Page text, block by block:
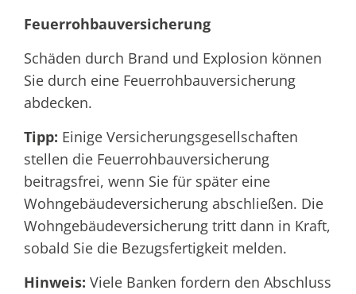
Feuerrohbauversicherung
Schäden durch Brand und Explosion können
Sie durch eine Feuerrohbauversicherung
abdecken.
Tipp: Einige Versicherungsgesellschaften
stellen die Feuerrohbauversicherung
beitragsfrei, wenn Sie für später eine
Wohngebäudeversicherung abschließen. Die
Wohngebäudeversicherung tritt dann in Kraft,
sobald Sie die Bezugsfertigkeit melden.
Hinweis: Viele Banken fordern den Abschluss